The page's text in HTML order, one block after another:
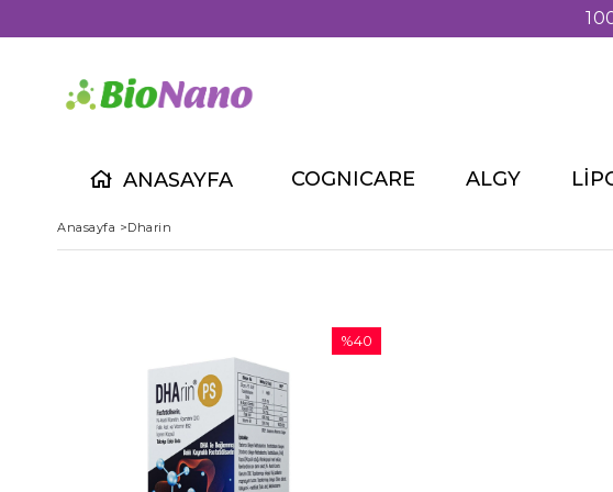
ANASAYFA COGNICARE ALGY
Anasayfa >Dharin
%40